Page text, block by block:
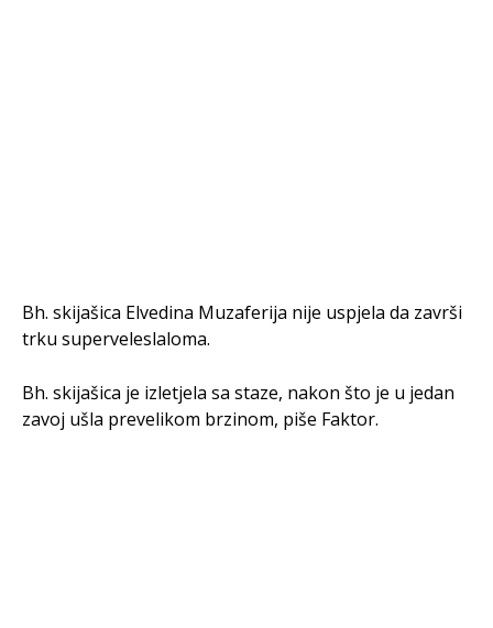
Bh. skijašica Elvedina Muzaferija nije uspjela da završi
trku superveleslaloma.
Bh. skijašica je izletjela sa staze, nakon što je u jedan
zavoj ušla prevelikom brzinom, piše Faktor.